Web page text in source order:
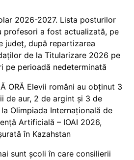
2026-2027. Lista posturilor
profesori a fost actualizată, pe
județ, după repartizarea
de la Titularizare 2026 pe
pe perioadă nedeterminată
ORĂ Elevii români au obținut 3
de aur, 2 de argint și 3 de
Olimpiada Internațională de
Artificială – IOAI 2026,
în Kazahstan
sunt școli în care consilierii